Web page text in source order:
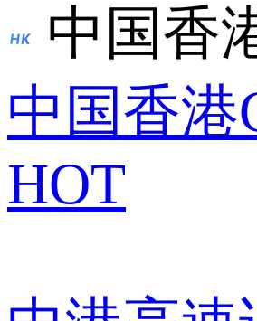
中国香
中国香港
HOT